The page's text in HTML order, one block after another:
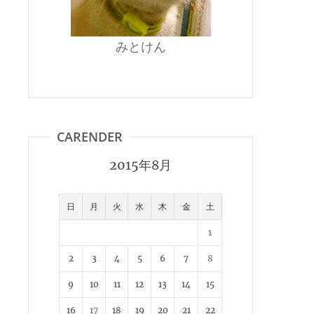
みとけん
CARENDER
2015年8月
日 月 火 水 木 金 土
1
2 3 4 5 6 7 8
9 10 11 12 13 14 15
16 17 18 19 20 21 22